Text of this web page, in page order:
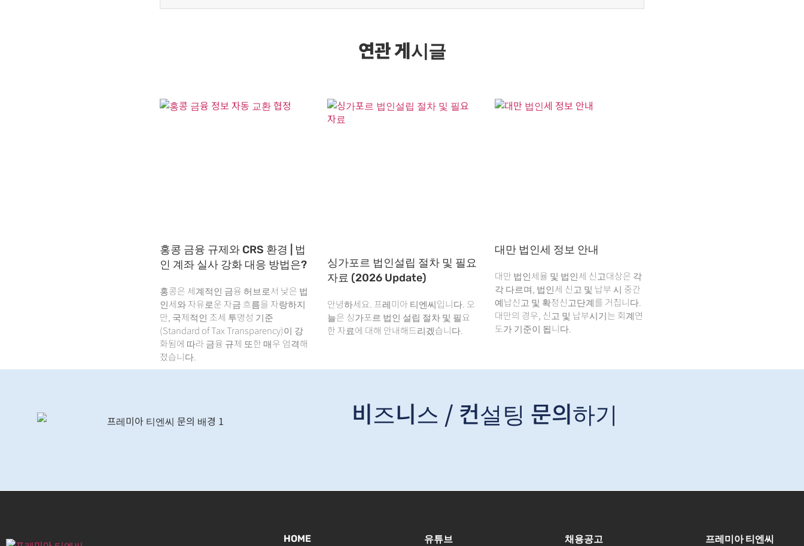
연관 게시글
홍콩 금융 규제와 CRS 환경 | 법
인 계좌 실사 강화 대응 방법은?
홍콩은 세계적인 금융 허브로서 낮은 법
인세와 자유로운 자금 흐름을 자랑하지
만, 국제적인 조세 투명성 기준
(Standard of Tax Transparency)이 강
화됨에 따라 금융 규제 또한 매우 엄격해
졌습니다.
싱가포르 법인설립 절차 및 필요
자료 (2026 Update)
안녕하세요. 프레미아 티엔씨입니다. 오
늘은 싱가포르 법인 설립 절차 및 필요
한 자료에 대해 안내해드리겠습니다.
대만 법인세 정보 안내
대만 법인세율 및 법인세 신고대상은 각
각 다르며, 법인세 신고 및 납부 시 중간
예납신고 및 확정신고단계를 거칩니다.
대만의 경우, 신고 및 납부시기는 회계연
도가 기준이 됩니다.
비즈니스 / 컨설팅 문의하기
HOME 유튜브 채용공고 프레미아 티엔씨